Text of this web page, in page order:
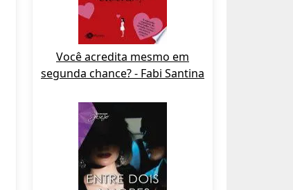
Você acredita mesmo em
segunda chance? - Fabi Santina